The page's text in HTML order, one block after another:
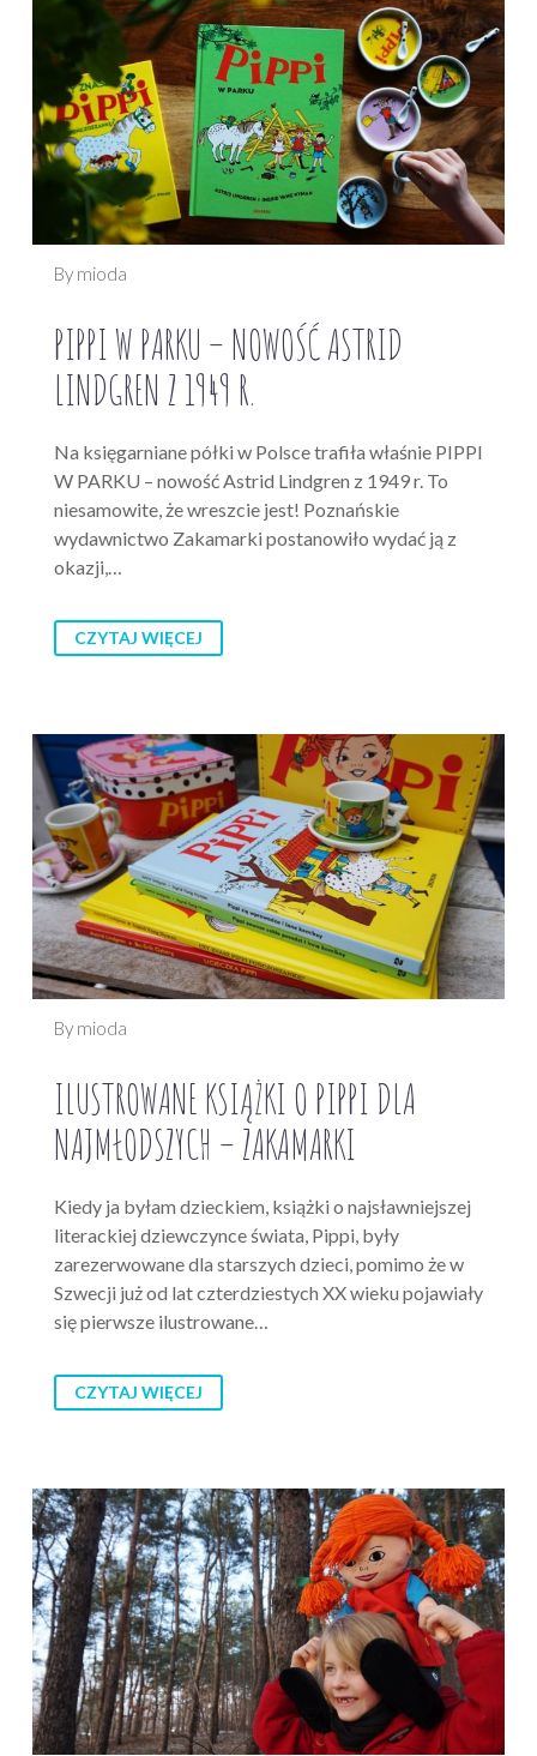
By mioda
PIPPI W PARKU – NOWOŚĆ ASTRID
LINDGREN Z 1949 R.
Na księgarniane półki w Polsce trafiła właśnie PIPPI
W PARKU – nowość Astrid Lindgren z 1949 r. To
niesamowite, że wreszcie jest! Poznańskie
wydawnictwo Zakamarki postanowiło wydać ją z
okazji,…
CZYTAJ WIĘCEJ
By mioda
ILUSTROWANE KSIĄŻKI O PIPPI DLA
NAJMŁODSZYCH – ZAKAMARKI
Kiedy ja byłam dzieckiem, książki o najsławniejszej
literackiej dziewczynce świata, Pippi, były
zarezerwowane dla starszych dzieci, pomimo że w
Szwecji już od lat czterdziestych XX wieku pojawiały
się pierwsze ilustrowane…
CZYTAJ WIĘCEJ